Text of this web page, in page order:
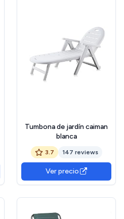
Tumbona de jardín caiman
blanca
3.7 147 reviews
Ver precio